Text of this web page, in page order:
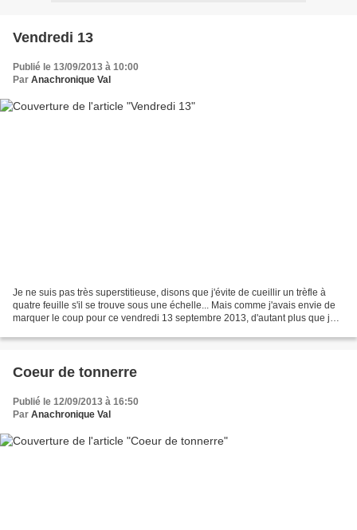
Vendredi 13
Publié le 13/09/2013 à 10:00
Par Anachronique Val
Je ne suis pas très superstitieuse, disons que j'évite de cueillir un trèfle à
quatre feuille s'il se trouve sous une échelle... Mais comme j'avais envie de
marquer le coup pour ce vendredi 13 septembre 2013, d'autant plus que je
Coeur de tonnerre
Publié le 12/09/2013 à 16:50
Par Anachronique Val